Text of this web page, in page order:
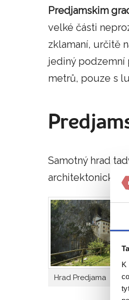
K
Predjamskim
velké části
zklamaní, určitě
jediný podzemní
metrů, pouze s
Samotný hrad
architektonické
Hrad Predjama